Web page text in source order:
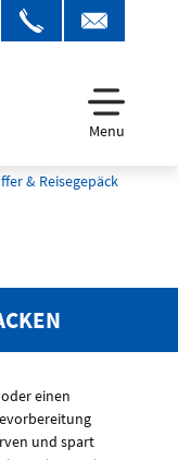
Menu
& Reisegepäck
einen
und spart